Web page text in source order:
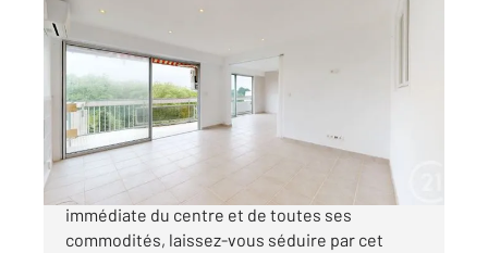
ANGLET 64
64 m
, 3 pièces
Ref : 5192
Appartement T3 à vendre
220 000 €
ANGLET - MONTDEVILLE, à proximité
immédiate du centre et de toutes ses
commodités, laissez-vous séduire par cet